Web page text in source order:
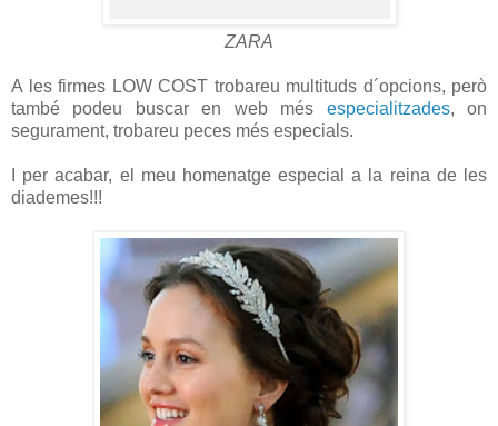
ZARA
A les firmes LOW COST trobareu multituds d´opcions, però
també podeu buscar en web més
especialitzades, on
segurament, trobareu peces més especials.
I per acabar, el meu homenatge especial a la reina de les
diademes!!!